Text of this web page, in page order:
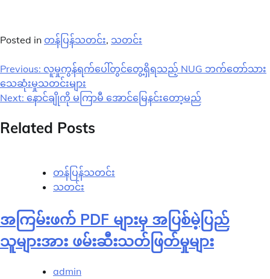
Posted in တန်ပြန်သတင်း, သတင်း
Post
navigation
Previous: လူမှုကွန်ရက်ပေါ်တွင်တွေ့ရှိရသည့် NUG ဘက်တော်သား
သေဆုံးမှုသတင်းများ
Next: နောင်ချိုကို မကြာမီ အောင်မြေနင်းတော့မည်
Related Posts
တန်ပြန်သတင်း
သတင်း
အကြမ်းဖက် PDF များမှ အပြစ်မဲ့ပြည်
သူများအား ဖမ်းဆီးသတ်ဖြတ်မှုများ
admin